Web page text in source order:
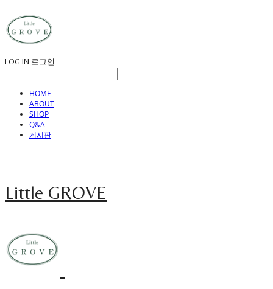
LOG IN 로그인
HOME
ABOUT
SHOP
Q&A
게시판
Little GROVE